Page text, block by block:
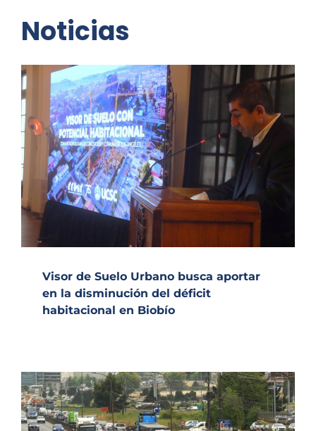
Noticias
Visor de Suelo Urbano busca aportar
en la disminución del déficit
habitacional en Biobío